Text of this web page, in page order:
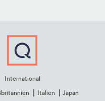
International
Italien Japan